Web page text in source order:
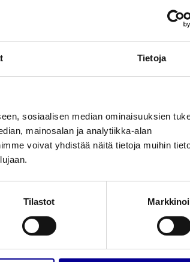
Tietoja
sosiaalisen median ominaisuuksien
mainosalan ja analytiikka-alan
voivat yhdistää näitä tietoja muihin
Tilastot
tarkoitukseen valikoiduilla
esimerkiksi turhista laitehälytyksistä